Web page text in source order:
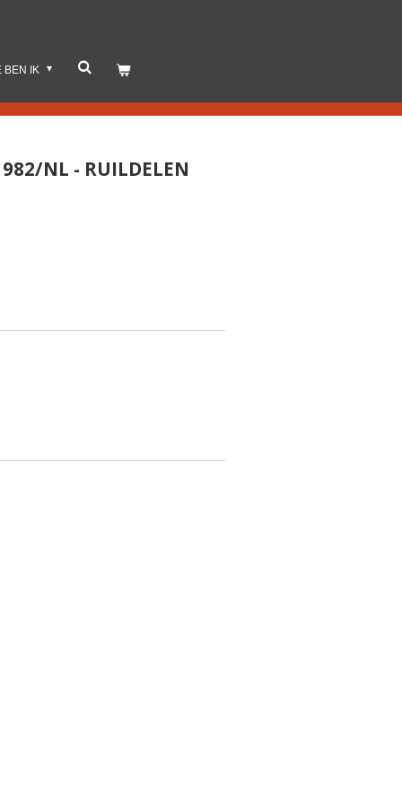
BEN IK
NL - RUILDELEN